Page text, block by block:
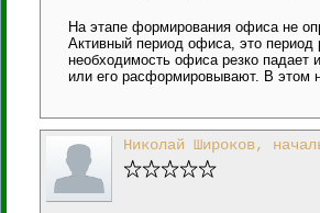
На этапе формирования офиса не
Активный период офиса, это
необходимость офиса резко падает
или его расформировывают. В этом
Николай Широков,